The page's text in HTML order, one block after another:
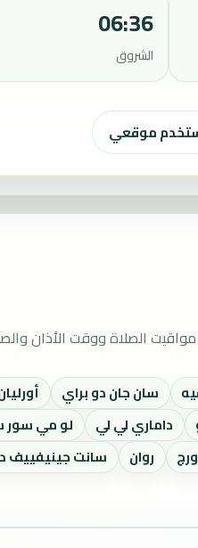
06:36
الشروق
موقعي
الصلاة ووقت الأذان
سان جان دو براي
داماري لي لي لو مي سور
روان سانت جينيفييف